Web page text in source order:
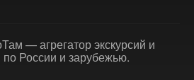
— агрегатор экскурсий и
России и зарубежью.